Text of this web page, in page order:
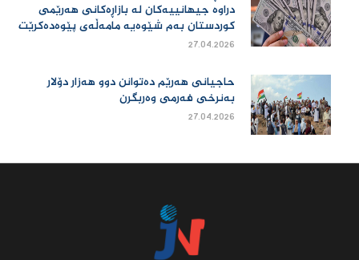
دراوە جیهانییەكان لە بازاڕەكانی هەرێمی
كوردستان بەم شێوەیە مامەڵەی پێوەدەكرێت
27.04.2026
حاجیانی هەرێم دەتوانن دوو هەزار دۆلار
بەنرخی فەرمی وەربگرن
27.04.2026